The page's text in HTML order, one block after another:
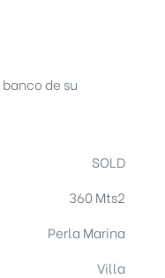
de su
SOLD
360 Mts2
Perla Marina
Villa